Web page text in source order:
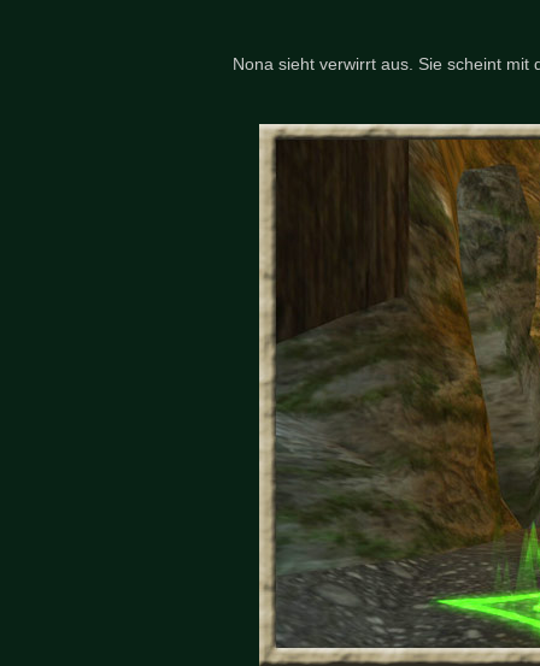
Nona sieht verwirrt aus. Sie scheint